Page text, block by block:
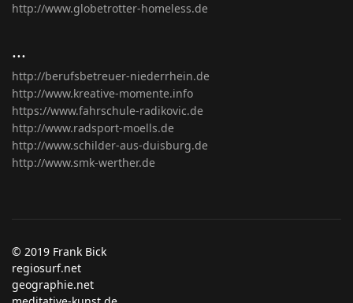
http://www.globetrotter-homeless.de
...
http://berufsbetreuer-niederrhein.de
http://www.kreative-momente.info
https://www.fahrschule-radikovic.de
http://www.radsport-moells.de
http://www.schilder-aus-duisburg.de
http://www.smk-werther.de
© 2019 Frank Bick
regiosurf.net
geographie.net